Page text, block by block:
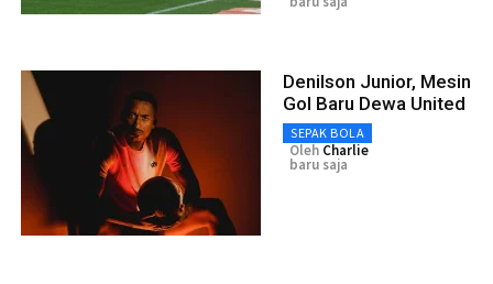
Denilson Junior, Mesin
Gol Baru Dewa United
SEPAK BOLA
Oleh Charlie
baru saja